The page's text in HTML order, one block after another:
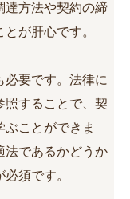
達方法や契約の締
が肝心です。
必要です。法律に
照することで、契
ことができま
法であるかどうか
須です。